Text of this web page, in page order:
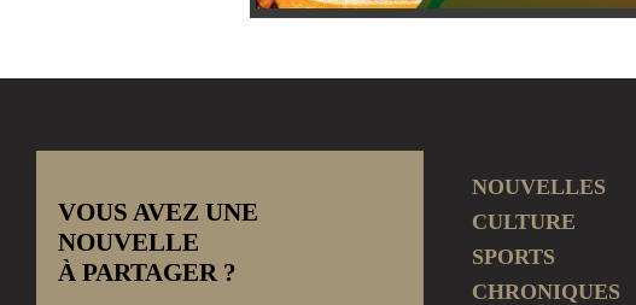
VOUS AVEZ UNE
NOUVELLE
À PARTAGER ?
NOUVELLES
CULTURE
SPORTS
CHRONIQUES